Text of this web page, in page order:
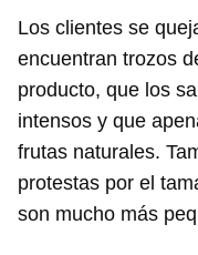
Los clientes se
encuentran trozos
producto, que los
intensos y que
frutas naturales.
protestas por el
son mucho más